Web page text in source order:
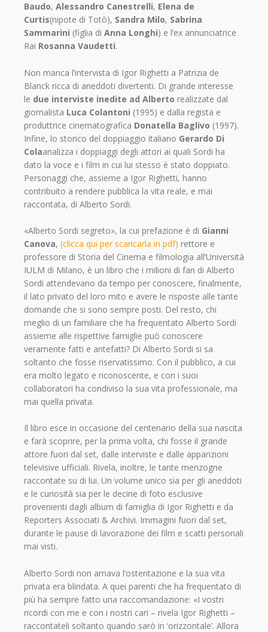
Baudo, Alessandro Canestrelli, Elena de
Curtis(nipote di Totò), Sandra Milo, Sabrina
Sammarini (figlia di Anna Longhi) e l’ex annunciatrice
Rai Rosanna Vaudetti.
Non manca l’intervista di Igor Righetti a Patrizia de
Blanck ricca di aneddoti divertenti. Di grande interesse
le due interviste inedite ad Alberto realizzate dal
giornalista Luca Colantoni (1995) e dalla regista e
produttrice cinematografica Donatella Baglivo (1997).
Infine, lo storico del doppiaggio italiano Gerardo Di
Colaanalizza i doppiaggi degli attori ai quali Sordi ha
dato la voce e i film in cui lui stesso è stato doppiato.
Personaggi che, assieme a Igor Righetti, hanno
contribuito a rendere pubblica la vita reale, e mai
raccontata, di Alberto Sordi.
«Alberto Sordi segreto», la cui prefazione è di Gianni
Canova, (clicca qui per scaricarla in pdf) rettore e
professore di Storia del Cinema e filmologia all’Università
IULM di Milano, è un libro che i milioni di fan di Alberto
Sordi attendevano da tempo per conoscere, finalmente,
il lato privato del loro mito e avere le risposte alle tante
domande che si sono sempre posti. Del resto, chi
meglio di un familiare che ha frequentato Alberto Sordi
assieme alle rispettive famiglie può conoscere
veramente fatti e antefatti? Di Alberto Sordi si sa
soltanto che fosse riservatissimo. Con il pubblico, a cui
era molto legato e riconoscente, e con i suoi
collaboratori ha condiviso la sua vita professionale, ma
mai quella privata.
Il libro esce in occasione del centenario della sua nascita
e farà scoprire, per la prima volta, chi fosse il grande
attore fuori dal set, dalle interviste e dalle apparizioni
televisive ufficiali. Rivela, inoltre, le tante menzogne
raccontate su di lui. Un volume unico sia per gli aneddoti
e le curiosità sia per le decine di foto esclusive
provenienti dagli album di famiglia di Igor Righetti e da
Reporters Associati & Archivi. Immagini fuori dal set,
durante le pause di lavorazione dei film e scatti personali
mai visti.
Alberto Sordi non amava l’ostentazione e la sua vita
privata era blindata. A quei parenti che ha frequentato di
più ha sempre fatto una raccomandazione: «I vostri
ricordi con me e con i nostri cari – rivela Igor Righetti –
raccontateli soltanto quando sarò in ‘orizzontale’. Allora